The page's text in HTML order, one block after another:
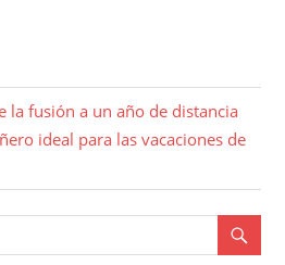
la fusión a un año de distancia
ideal para las vacaciones de